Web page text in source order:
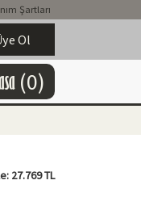
Şartları
Ol
(0)
27.769TL